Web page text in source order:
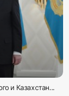
и Казахстан...